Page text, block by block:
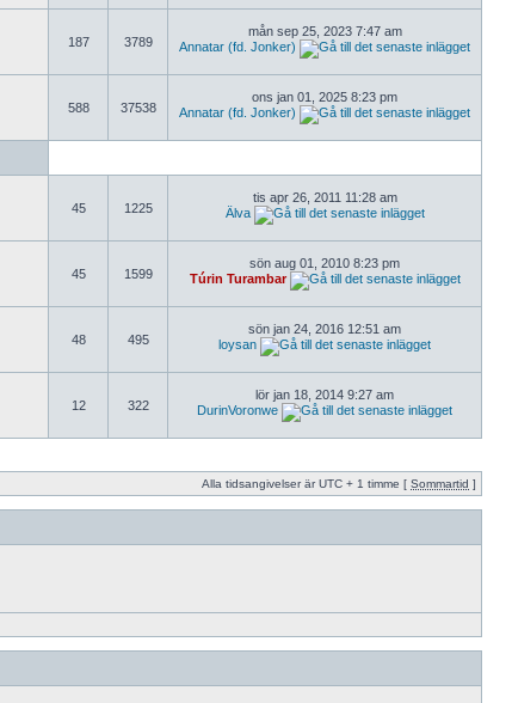
187 3789
mån sep 25, 2023 7:47 am
Annatar (fd. Jonker)
588 37538
ons jan 01, 2025 8:23 pm
Annatar (fd. Jonker)
45 1225
tis apr 26, 2011 11:28 am
Älva
45 1599
sön aug 01, 2010 8:23 pm
Túrin Turambar
48 495
sön jan 24, 2016 12:51 am
loysan
12 322
lör jan 18, 2014 9:27 am
DurinVoronwe
Alla tidsangivelser är UTC + 1 timme [ Sommartid ]